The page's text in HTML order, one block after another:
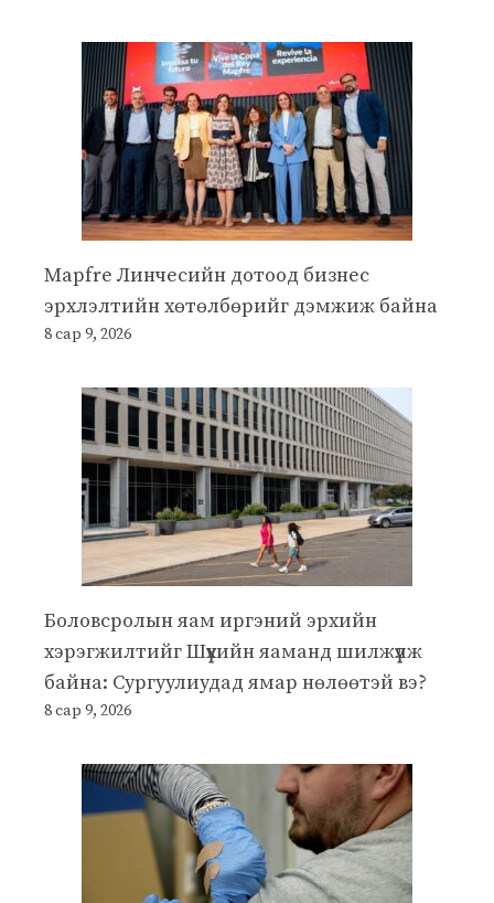
Mapfre Линчесийн дотоод бизнес
эрхлэлтийн хөтөлбөрийг дэмжиж байна
8 сар 9, 2026
Боловсролын яам иргэний эрхийн
хэрэгжилтийг Шүүхийн яаманд шилжүүлж
байна: Сургуулиудад ямар нөлөөтэй вэ?
8 сар 9, 2026